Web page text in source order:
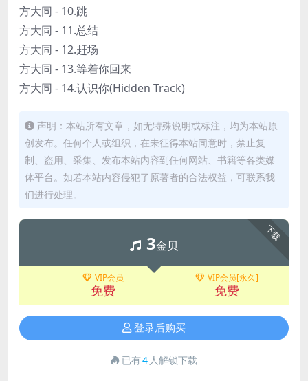
方大同 - 10.跳
方大同 - 11.总结
方大同 - 12.赶场
方大同 - 13.等着你回来
方大同 - 14.认识你(Hidden Track)
声明：本站所有文章，如无特殊说明或标注，均为本站原
创发布。任何个人或组织，在未征得本站同意时，禁止复
制、盗用、采集、发布本站内容到任何网站、书籍等各类媒
体平台。如若本站内容侵犯了原著者的合法权益，可联系我
们进行处理。
下载
3金贝
VIP会员
免费
VIP会员[永久]
免费
登录后购买
已有4 人解锁下载